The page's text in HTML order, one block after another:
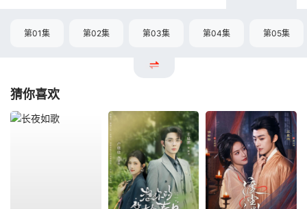
第01集 第02集 第03集 第04集 第05集
猜你喜欢